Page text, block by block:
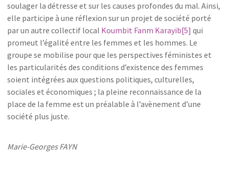
soulager la détresse et sur les causes profondes du mal. Ainsi,
elle participe à une réflexion sur un projet de société porté
par un autre collectif local Koumbit Fanm Karayib[5] qui
promeut l’égalité entre les femmes et les hommes. Le
groupe se mobilise pour que les perspectives féministes et
les particularités des conditions d’existence des femmes
soient intégrées aux questions politiques, culturelles,
sociales et économiques ; la pleine reconnaissance de la
place de la femme est un préalable à l’avènement d’une
société plus juste.
Marie-Georges FAYN